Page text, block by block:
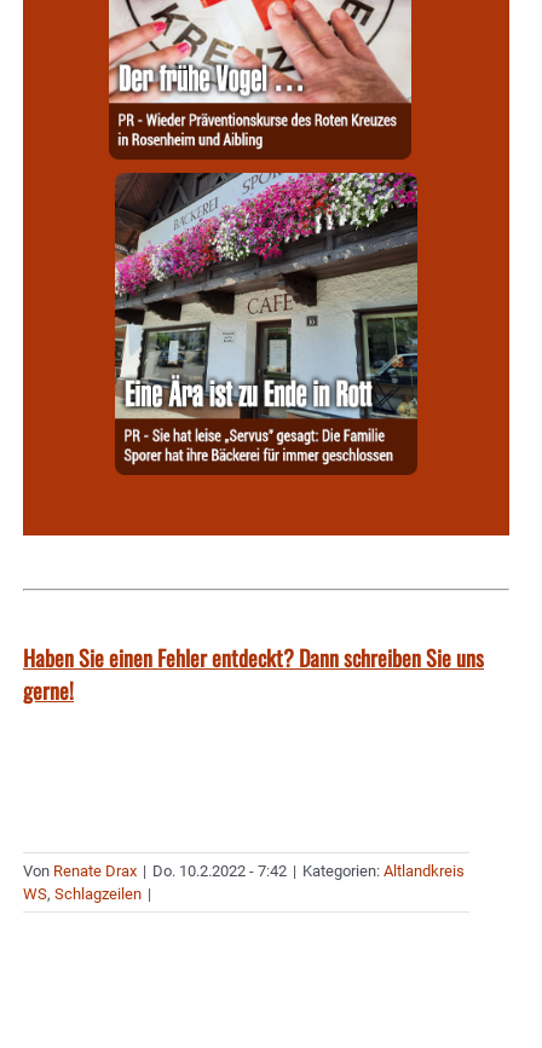
Haben Sie einen Fehler entdeckt? Dann schreiben Sie uns
gerne!
Von Renate Drax | Do. 10.2.2022 - 7:42 | Kategorien: Altlandkreis
WS, Schlagzeilen |